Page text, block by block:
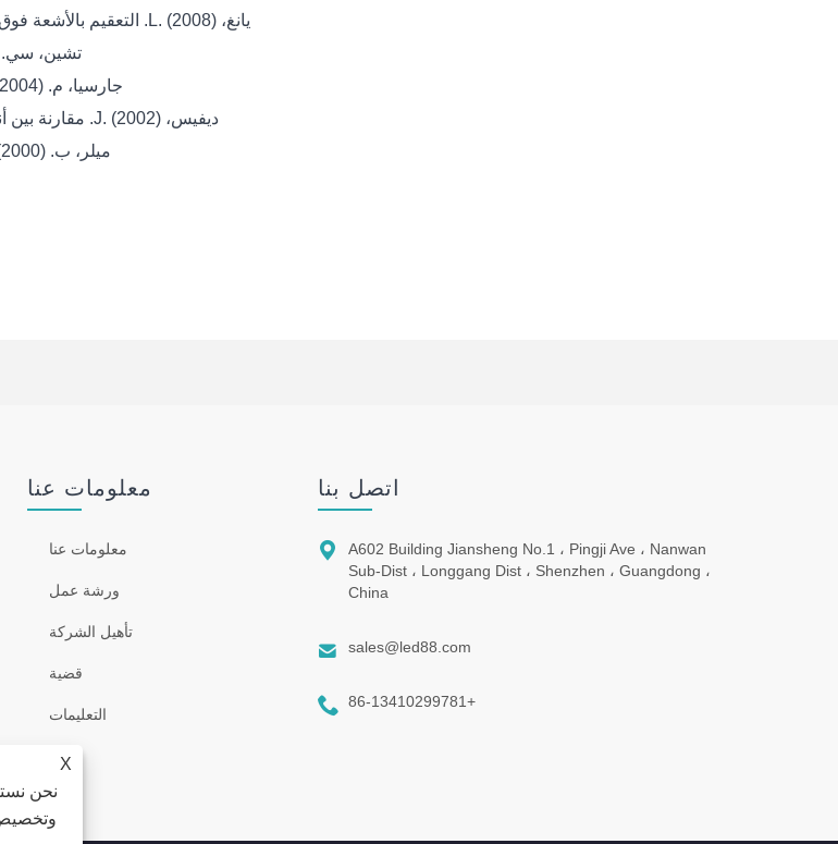
يانغ، L. (2008). التعقيم بالأشعة فوق البنفسجية وتأثيره على الأسطح المختلفة. المجلة الدولية للبيئة والصحة، 14(2).
تشين، سي. (2006). فعالية التعقيم القائم على الكحول. مجلة هندسة الرعاية
جارسيا، م. (2004). تعقيم المعدات الطبية باستخدام أكسيد الإيثيلين. مجلة الهندسة الطبية، 12(2).
ديفيس، J. (2002). مقارنة بين أنواع مختلفة من المعقمات الكيميائية. مجلة الكيمياء والبيولوجيا الجزيئية، 14(1).
ميلر، ب. (2000). فعالية التعقيم الحراري في منع انتقال الأمراض. مجلة الأمراض المعدية، 6(3).
X
نحن
وتخصيص
اتصل بنا

A602 Building Jiansheng No.1 ، Pingji Ave ، Nanwan
Sub-Dist ، Longgang Dist ، Shenzhen ، Guangdong ،
China
 sales@led88.com
 +86-13410299781
معلومات عنا
معلومات عنا
ورشة عمل
تأهيل الشركة
قضية
التعليمات